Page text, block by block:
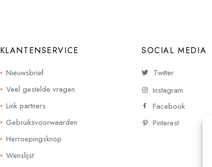
KLANTENSERVICE
Nieuwsbrief
Veel gestelde vragen
Link partners
Gebruiksvoorwaarden
Herroepingsknop
Wenslijst
SOCIAL MEDIA
Twitter
Instagram
Facebook
Pinterest